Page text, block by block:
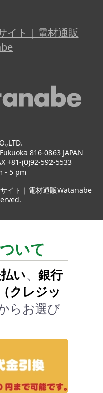
イト｜電材通販
816-0863 JAPAN
+81-(0)92-592-5533
- 5 pm
イト｜電材通販Watanabe
いて
い、 銀行
クレジッ
らお選び